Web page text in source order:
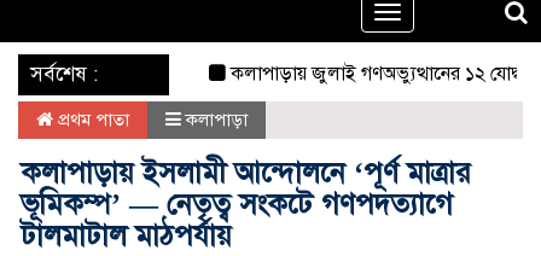
Toggle
navigation
‌ সর্বশেষ : কলাপাড়ায় জুলাই গণঅভ্যুত্থানের ১২ যোদ্ধাকে
প্রথম পাতা কলাপাড়া
কলাপাড়ায় ইসলামী আন্দোলনে ‘পূর্ণ মাত্রার
ভূমিকম্প’ — নেতৃত্ব সংকটে গণপদত্যাগে
টালমাটাল মাঠপর্যায়